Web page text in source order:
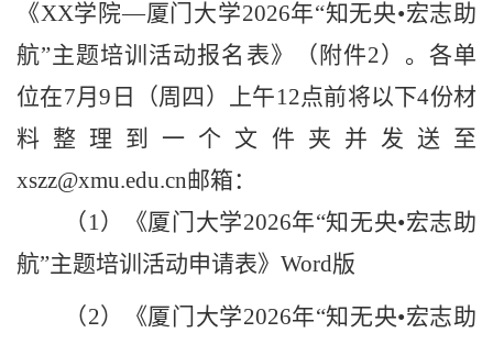
《XX学院—厦门大学2026年“知无央•宏志助
航”主题培训活动报名表》（附件2）。各单
位在7月9 日（周四）上午12点前将以下4份材
料整理到一个文件夹并发送至
xszz@xmu.edu.cn邮箱：
（ 1）《厦门大学2026年“知无央•宏志助
航”主题培训活动申请表》 Word版
（2）《厦门大学2026年“知无央•宏志助